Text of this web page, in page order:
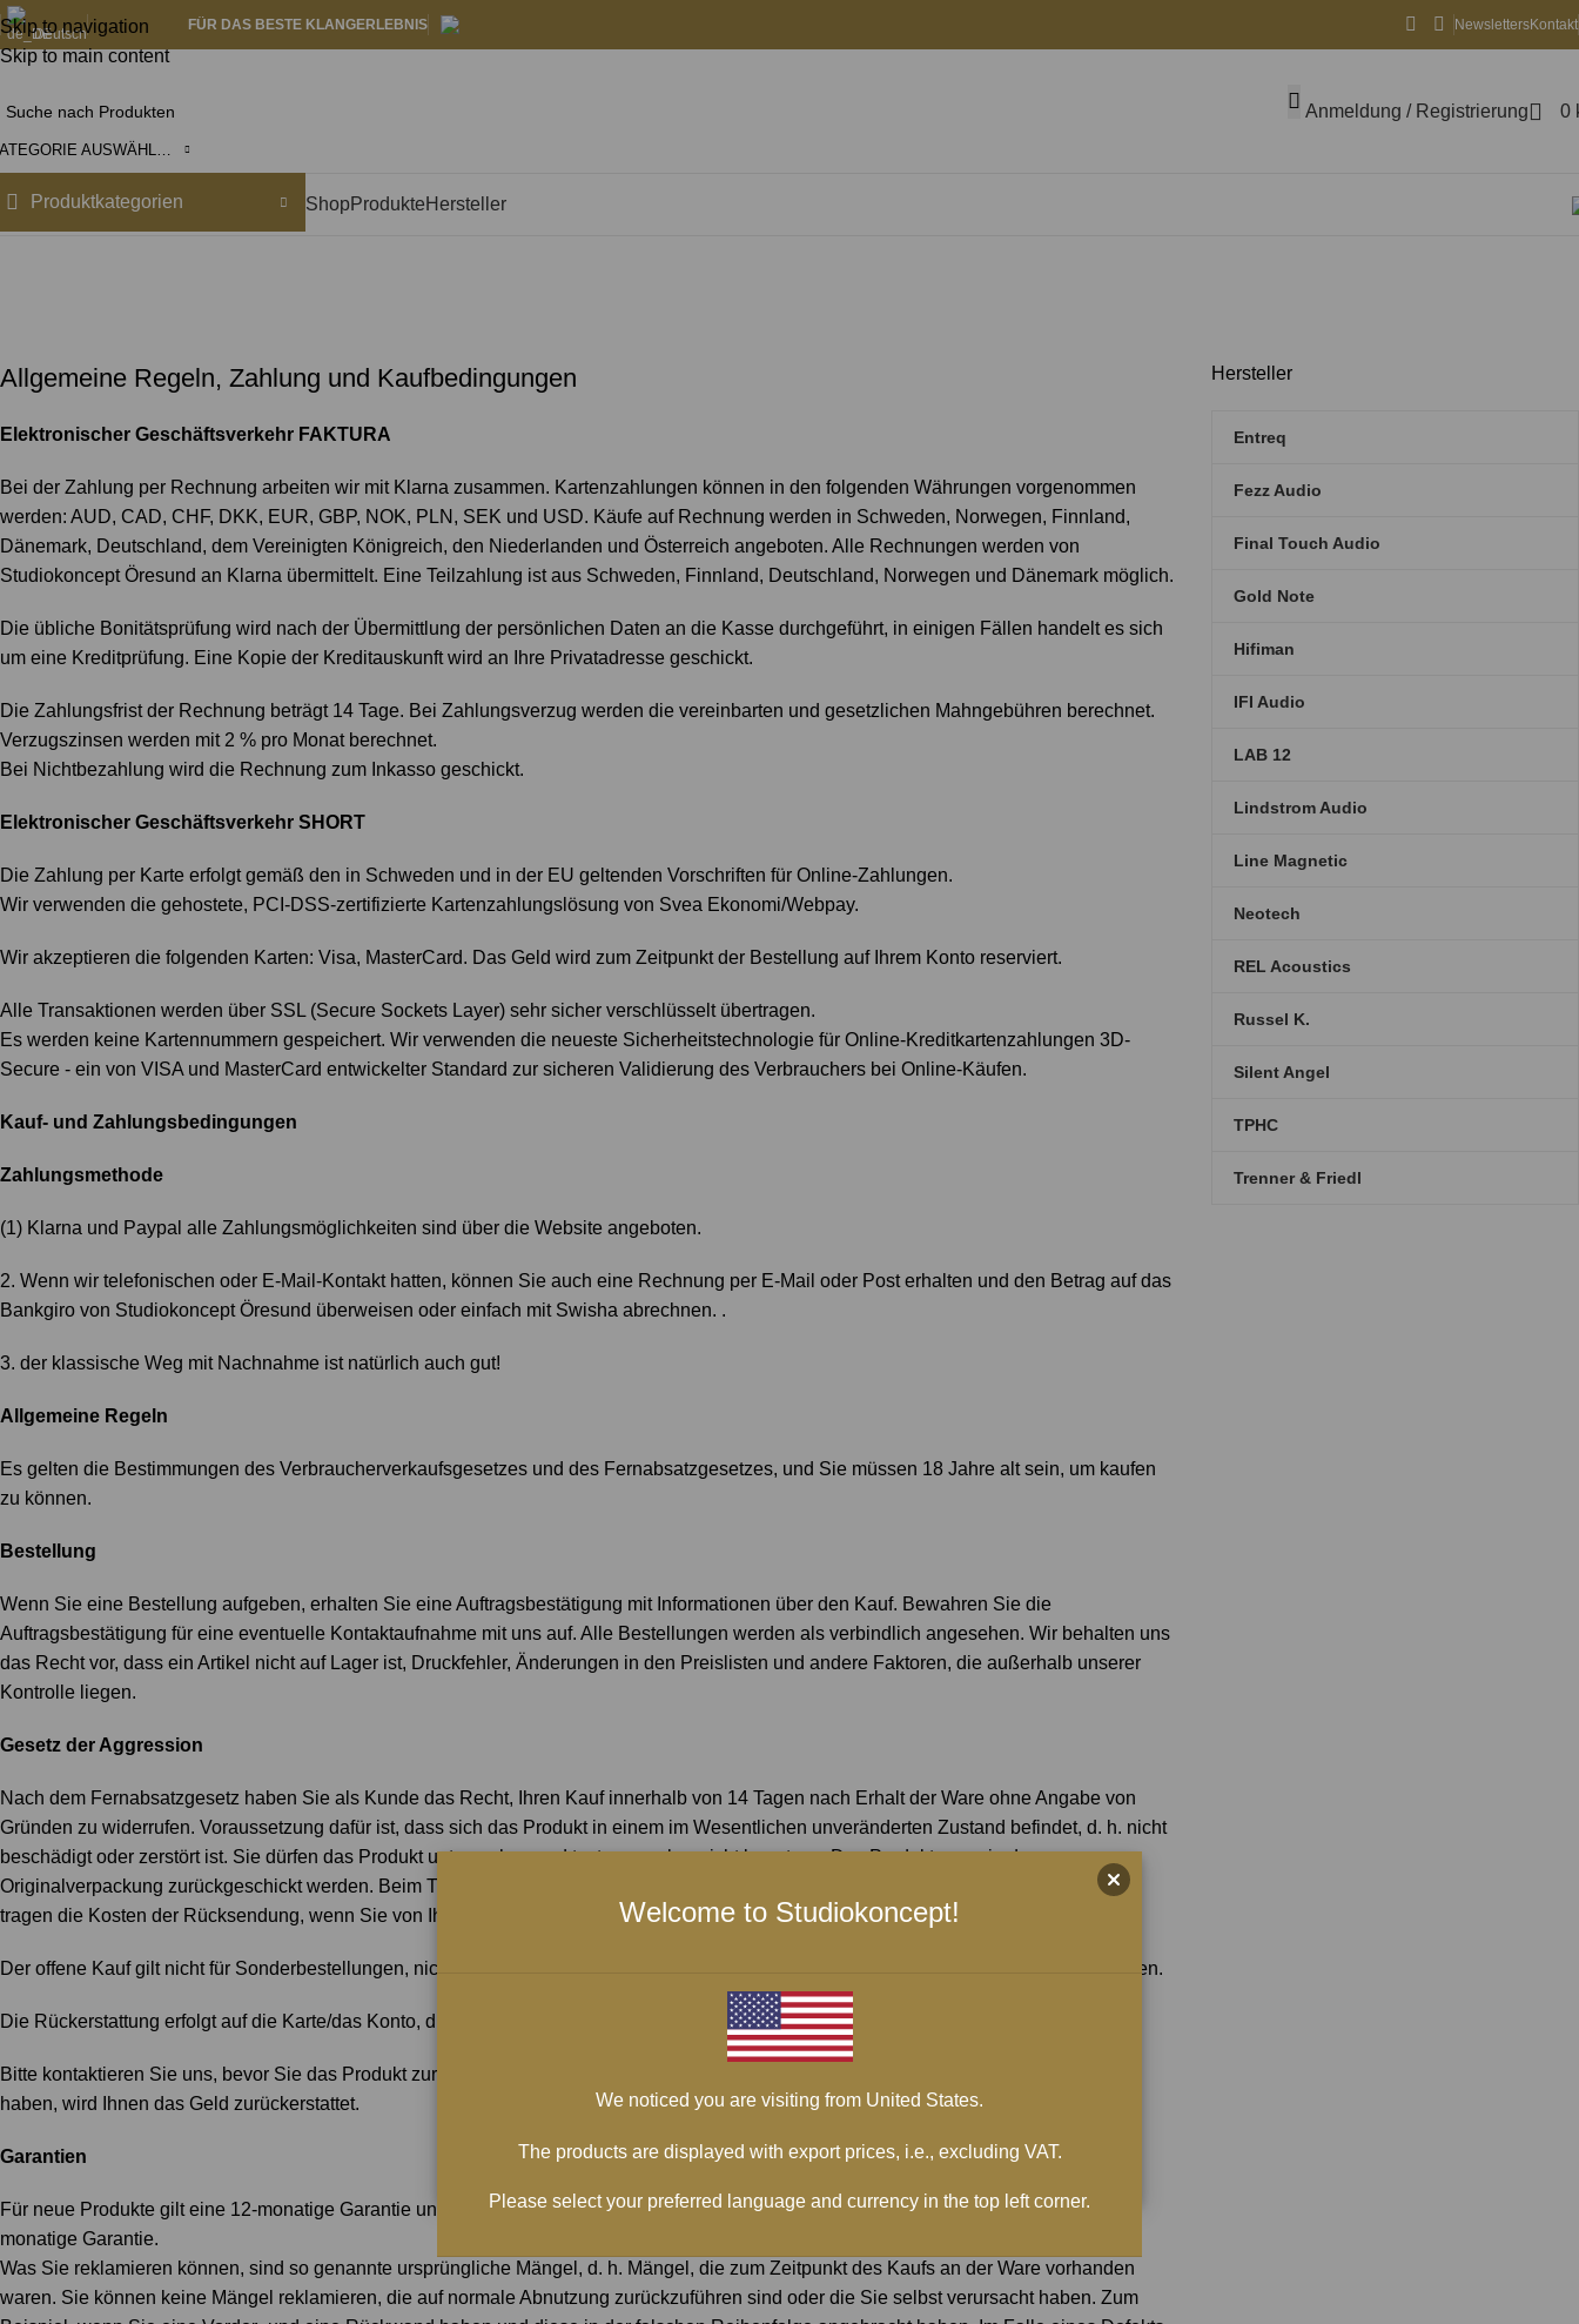
Skip to navigation
Skip to main content
Deutsch
FÜR DAS BESTE KLANGERLEBNIS NewslettersKontakt
Anmeldung / Registrierung 0
Produktkategorien ShopProdukte Hersteller
Allgemeine Regeln, Zahlung und Kaufbedingungen
Elektronischer Geschäftsverkehr FAKTURA
Bei der Zahlung per Rechnung arbeiten wir mit Klarna zusammen. Kartenzahlungen können in den folgenden Währungen vorgenommen
werden: AUD, CAD, CHF, DKK, EUR, GBP, NOK, PLN, SEK und USD. Käufe auf Rechnung werden in Schweden, Norwegen, Finnland,
Dänemark, Deutschland, dem Vereinigten Königreich, den Niederlanden und Österreich angeboten. Alle Rechnungen werden von
Studiokoncept Öresund an Klarna übermittelt. Eine Teilzahlung ist aus Schweden, Finnland, Deutschland, Norwegen und Dänemark möglich.
Die übliche Bonitätsprüfung wird nach der Übermittlung der persönlichen Daten an die Kasse durchgeführt, in einigen Fällen handelt es sich
um eine Kreditprüfung. Eine Kopie der Kreditauskunft wird an Ihre Privatadresse geschickt.
Die Zahlungsfrist der Rechnung beträgt 14 Tage. Bei Zahlungsverzug werden die vereinbarten und gesetzlichen Mahngebühren berechnet.
Verzugszinsen werden mit 2 % pro Monat berechnet.
Bei Nichtbezahlung wird die Rechnung zum Inkasso geschickt.
Elektronischer Geschäftsverkehr SHORT
Die Zahlung per Karte erfolgt gemäß den in Schweden und in der EU geltenden Vorschriften für Online-Zahlungen.
Wir verwenden die gehostete, PCI-DSS-zertifizierte Kartenzahlungslösung von Svea Ekonomi/Webpay.
Wir akzeptieren die folgenden Karten: Visa, MasterCard. Das Geld wird zum Zeitpunkt der Bestellung auf Ihrem Konto reserviert.
Alle Transaktionen werden über SSL (Secure Sockets Layer) sehr sicher verschlüsselt übertragen.
Es werden keine Kartennummern gespeichert. Wir verwenden die neueste Sicherheitstechnologie für Online-Kreditkartenzahlungen 3D-
Secure - ein von VISA und MasterCard entwickelter Standard zur sicheren Validierung des Verbrauchers bei Online-Käufen.
Kauf- und Zahlungsbedingungen
Zahlungsmethode
(1) Klarna und Paypal alle Zahlungsmöglichkeiten sind über die Website angeboten.
2. Wenn wir telefonischen oder E-Mail-Kontakt hatten, können Sie auch eine Rechnung per E-Mail oder Post erhalten und den Betrag auf das
Bankgiro von Studiokoncept Öresund überweisen oder einfach mit Swisha abrechnen. .
3. der klassische Weg mit Nachnahme ist natürlich auch gut!
Allgemeine Regeln
Es gelten die Bestimmungen des Verbraucherverkaufsgesetzes und des Fernabsatzgesetzes, und Sie müssen 18 Jahre alt sein, um kaufen
zu können.
Bestellung
Wenn Sie eine Bestellung aufgeben, erhalten Sie eine Auftragsbestätigung mit Informationen über den Kauf. Bewahren Sie die
Auftragsbestätigung für eine eventuelle Kontaktaufnahme mit uns auf. Alle Bestellungen werden als verbindlich angesehen. Wir behalten uns
das Recht vor, dass ein Artikel nicht auf Lager ist, Druckfehler, Änderungen in den Preislisten und andere Faktoren, die außerhalb unserer
Kontrolle liegen.
Gesetz der Aggression
Nach dem Fernabsatzgesetz haben Sie als Kunde das Recht, Ihren Kauf innerhalb von 14 Tagen nach Erhalt der Ware ohne Angabe von
Gründen zu widerrufen. Voraussetzung dafür ist, dass sich das Produkt in einem im Wesentlichen unveränderten Zustand befindet, d. h. nicht
beschädigt oder zerstört ist. Sie dürfen das Produkt untersuchen und testen, es aber nicht benutzen. Das Produkt muss in der
Originalverpackung zurückgeschickt werden. Beim Transport per Post muss eine Transportverpackung verwendet werden. Sie als Kunde
tragen die Kosten der Rücksendung, wenn Sie von Ihrem Widerrufsrecht Gebrauch machen und den Kauf 14 Tage lang offen halten.
Der offene Kauf gilt nicht für Sonderbestellungen, nicht auf Lager befindliche Produkte, die speziell auf Wunsch des Kunden bestellt werden.
Die Rückerstattung erfolgt auf die Karte/das Konto, die/das für den Kauf verwendet wurde.
Bitte kontaktieren Sie uns, bevor Sie das Produkt zurückschicken. Sobald wir das Produkt erhalten und wie oben beschrieben überprüft
haben, wird Ihnen das Geld zurückerstattet.
Garantien
Für neue Produkte gilt eine 12-monatige Garantie und eine 3-Jahres-Garantie. Für Rohre und Vorführ- und Gebrauchtwaren gilt eine 3-
monatige Garantie.
Was Sie reklamieren können, sind so genannte ursprüngliche Mängel, d. h. Mängel, die zum Zeitpunkt des Kaufs an der Ware vorhanden
waren. Sie können keine Mängel reklamieren, die auf normale Abnutzung zurückzuführen sind oder die Sie selbst verursacht haben. Zum
Hersteller
Entreq
Fezz Audio
Final Touch Audio
Gold Note
Hifiman
IFI Audio
LAB 12
Lindstrom Audio
Line Magnetic
Neotech
REL Acoustics
Russel K.
Silent Angel
TPHC
Trenner & Friedl
Welcome to Studiokoncept!
We noticed you are visiting from United States.
The products are displayed with export prices, i.e., excluding VAT.
Please select your preferred language and currency in the top left corner.